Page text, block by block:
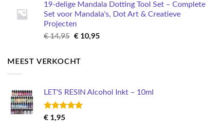
was:
€ 6,95.
is:
€ 4,95.
19-delige Mandala Dotting Tool Set – Complete
Set voor Mandala's, Dot Art & Creatieve
Projecten
€14,95 Oorspronkelijke
€ 14,95.
€10,95Huidige
MEEST VERKOCHT
LET'S RESIN Alcohol Inkt – 10ml
Gewaardeerd
€ 1,95